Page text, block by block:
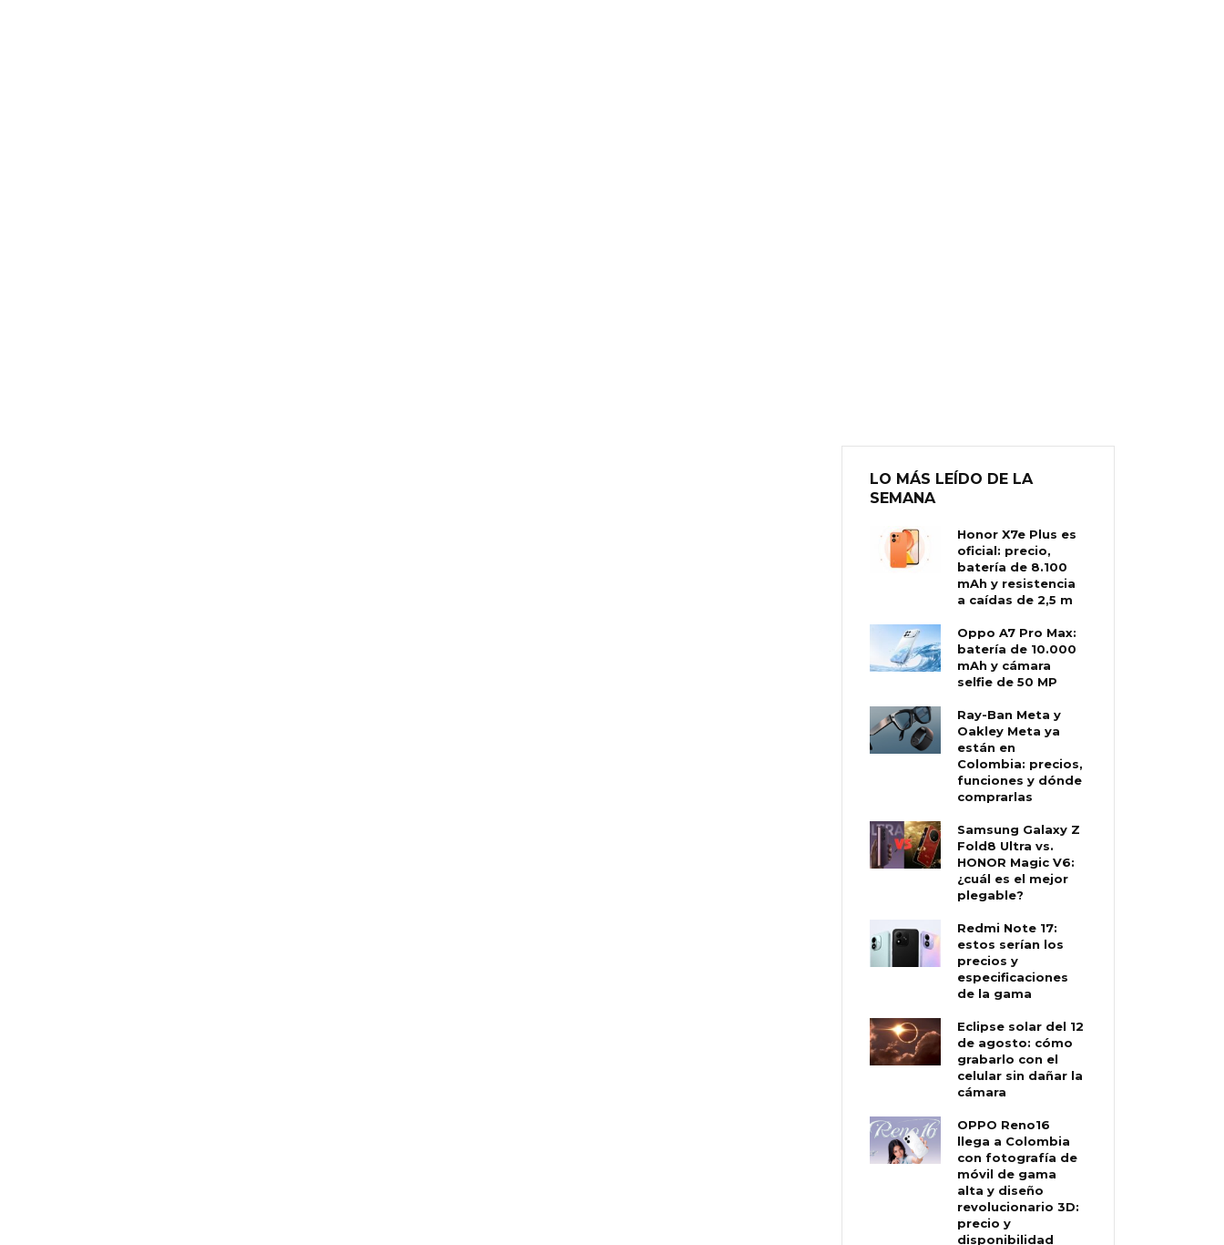
LO MÁS LEÍDO DE LA
SEMANA
Honor X7e Plus es
oficial: precio,
batería de 8.100
mAh y resistencia
a caídas de 2,5 m
Oppo A7 Pro Max:
batería de 10.000
mAh y cámara
selfie de 50 MP
Ray-Ban Meta y
Oakley Meta ya
están en
Colombia: precios,
funciones y dónde
comprarlas
Samsung Galaxy Z
Fold8 Ultra vs.
HONOR Magic V6:
¿cuál es el mejor
plegable?
Redmi Note 17:
estos serían los
precios y
especificaciones
de la gama
Eclipse solar del 12
de agosto: cómo
grabarlo con el
celular sin dañar la
cámara
OPPO Reno16
llega a Colombia
con fotografía de
móvil de gama
alta y diseño
revolucionario 3D:
precio y
disponibilidad